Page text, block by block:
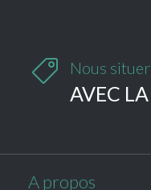
 Nous situer
AVEC
A propos